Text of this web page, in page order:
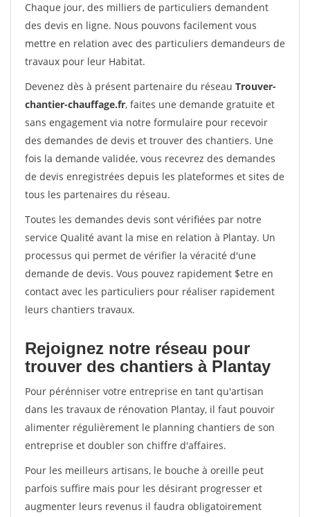
Chaque jour, des milliers de particuliers demandent
des devis en ligne. Nous pouvons facilement vous
mettre en relation avec des particuliers demandeurs de
travaux pour leur Habitat.
Devenez dès à présent partenaire du réseau Trouver-
chantier-chauffage.fr, faites une demande gratuite et
sans engagement via notre formulaire pour recevoir
des demandes de devis et trouver des chantiers. Une
fois la demande validée, vous recevrez des demandes
de devis enregistrées depuis les plateformes et sites de
tous les partenaires du réseau.
Toutes les demandes devis sont vérifiées par notre
service Qualité avant la mise en relation à Plantay. Un
processus qui permet de vérifier la véracité d'une
demande de devis. Vous pouvez rapidement $etre en
contact avec les particuliers pour réaliser rapidement
leurs chantiers travaux.
Rejoignez notre réseau pour
trouver des chantiers à Plantay
Pour pérénniser votre entreprise en tant qu'artisan
dans les travaux de rénovation Plantay, il faut pouvoir
alimenter régulièrement le planning chantiers de son
entreprise et doubler son chiffre d'affaires.
Pour les meilleurs artisans, le bouche à oreille peut
parfois suffire mais pour les désirant progresser et
augmenter leurs revenus il faudra obligatoirement